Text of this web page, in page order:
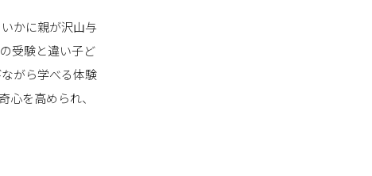
かに親が沢山与
受験と違い子ど
がら学べる体験
を高められ、